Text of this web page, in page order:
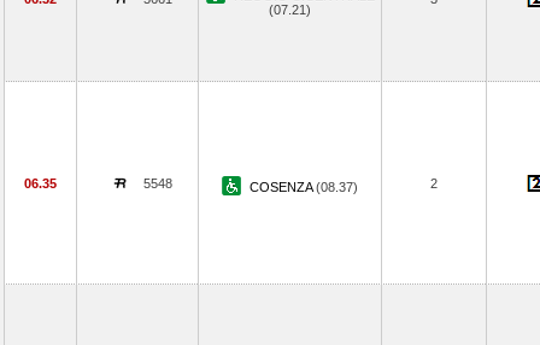
(07.21)
06.35 5548 COSENZA(08.37) 2